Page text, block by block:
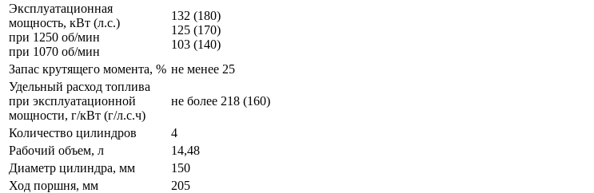
Эксплуатационная
мощность, кВт (л.с.)
при 1250 об/мин
при 1070 об/мин
132 (180)
125 (170)
103 (140)
Запас крутящего момента, % не менее 25
Удельный расход топлива
при эксплуатационной
мощности, г/кВт (г/л.с.ч)
не более 218 (160)
Количество цилиндров
4
Рабочий объем, л
14,48
Диаметр цилиндра, мм
150
Ход поршня, мм
205